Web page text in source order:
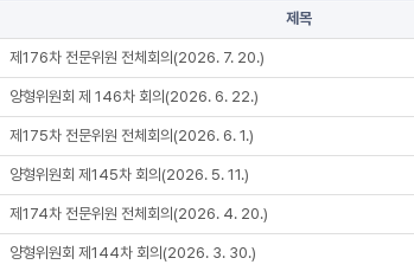
제목
제176차 전문위원 전체회의(2026. 7. 20.)
양형위원회 제 146차 회의(2026. 6. 22.)
제175차 전문위원 전체회의(2026. 6. 1.)
양형위원회 제145차 회의(2026. 5. 11.)
제174차 전문위원 전체회의(2026. 4. 20.)
양형위원회 제144차 회의(2026. 3. 30.)